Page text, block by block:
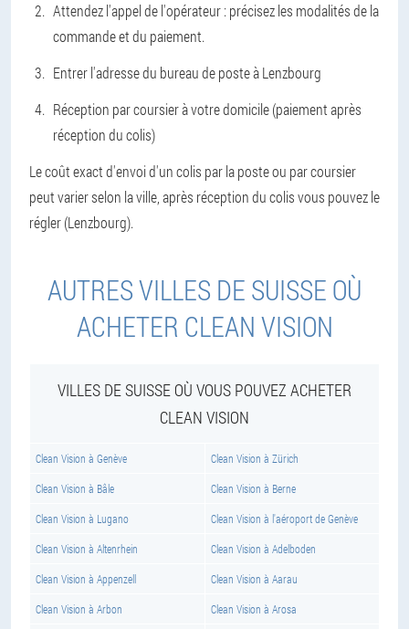
Attendez l'appel de l'opérateur : précisez les modalités de la
commande et du paiement.
Entrer l'adresse du bureau de poste à Lenzbourg
Réception par coursier à votre domicile (paiement après
réception du colis)
Le coût exact d'envoi d'un colis par la poste ou par coursier
peut varier selon la ville, après réception du colis vous pouvez le
régler (Lenzbourg).
AUTRES VILLES DE SUISSE OÙ
ACHETER CLEAN VISION
VILLES DE SUISSE OÙ VOUS POUVEZ ACHETER
CLEAN VISION
Clean Vision à Genève Clean Vision à Zürich
Clean Vision à Bâle Clean Vision à Berne
Clean Vision à Lugano Clean Vision à l'aéroport de Genève
Clean Vision à Altenrhein Clean Vision à Adelboden
Clean Vision à Appenzell Clean Vision à Aarau
Clean Vision à Arbon Clean Vision à Arosa